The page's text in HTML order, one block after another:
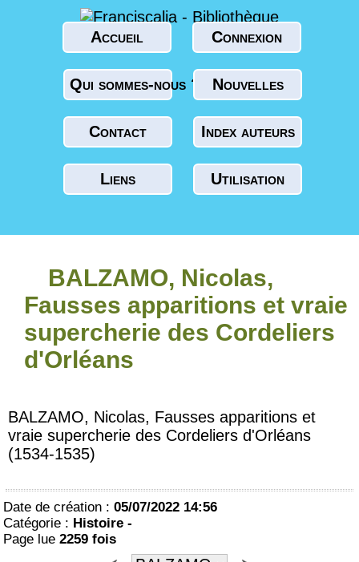
Accueil Connexion
Qui sommes-nous ? Nouvelles
Contact Index auteurs
Liens Utilisation
BALZAMO, Nicolas,
Fausses apparitions et vraie
supercherie des Cordeliers
d'Orléans
BALZAMO, Nicolas, Fausses apparitions et
vraie supercherie des Cordeliers d'Orléans
(1534-1535)
Date de création : 05/07/2022 14:56
Catégorie : Histoire -
Page lue 2259 fois